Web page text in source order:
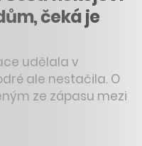
čeká je
udělala v
ale nestačila. O
ze zápasu mezi